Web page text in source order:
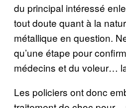
du principal intéressé
tout doute quant à la
métallique en question.
qu’une étape pour
médecins et du voleur…
Les policiers ont donc